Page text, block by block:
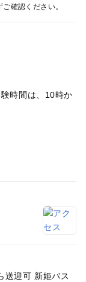
確認ください。
時間は、10時か
送迎可 新姫バス